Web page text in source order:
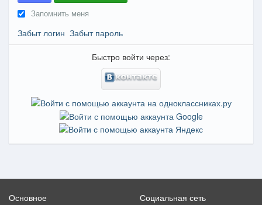
Запомнить меня
Забыт логин Забыт пароль
Быстро войти через:
Основное
Социальная сеть